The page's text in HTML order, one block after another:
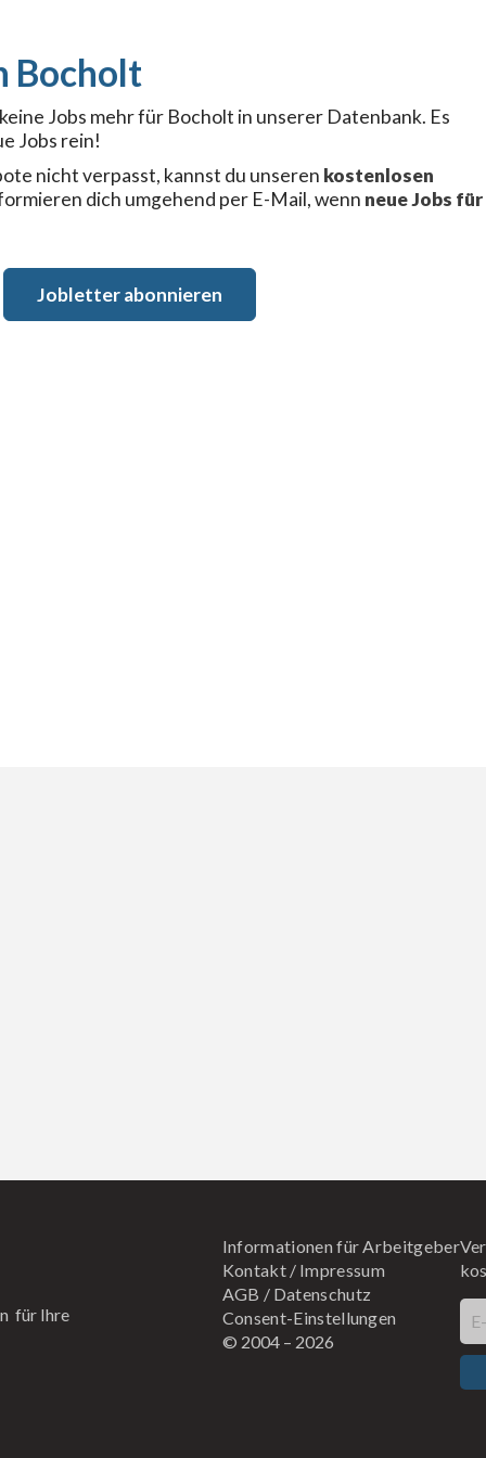
Bocholt
Jobs mehr für Bocholt in unserer Datenbank. Es
Jobs rein!
nicht verpasst, kannst du unseren kostenlosen
dich umgehend per E-Mail, wenn neue Jobs für
Jobletter abonnieren
für Ihre
Informationen für Arbeitgeber
Kontakt/ Impressum
AGB / Datenschutz
Consent-Einstellungen
© 2004 – 2026